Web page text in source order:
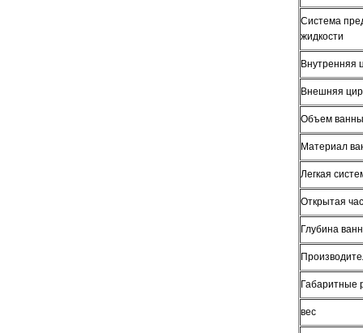
Система
жидкости
Внутренняя
Внешняя
Объем ванны
Материал
Легкая
Открытая
Глубина
Габаритные
вес